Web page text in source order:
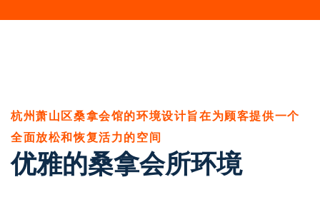
杭州萧山区桑拿会馆的环境设计旨在为顾客提供一个
全面放松和恢复活力的空间
优雅的桑拿会所环境